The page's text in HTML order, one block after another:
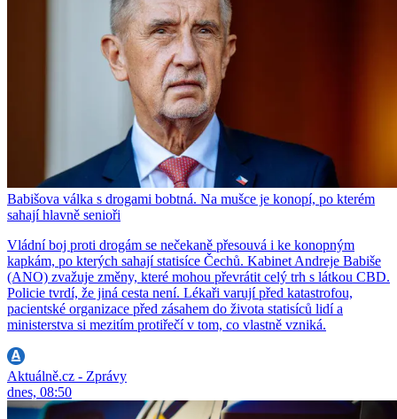
Babišova válka s drogami bobtná. Na mušce je konopí, po kterém
sahají hlavně senioři
Vládní boj proti drogám se nečekaně přesouvá i ke konopným
kapkám, po kterých sahají statisíce Čechů. Kabinet Andreje Babiše
(ANO) zvažuje změny, které mohou převrátit celý trh s látkou CBD.
Policie tvrdí, že jiná cesta není. Lékaři varují před katastrofou,
pacientské organizace před zásahem do života statisíců lidí a
ministerstva si mezitím protiřečí v tom, co vlastně vzniká.
Aktuálně.cz - Zprávy
dnes, 08:50